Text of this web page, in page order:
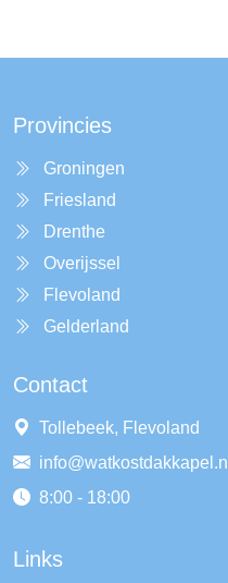
Provincies
Groningen
Friesland
Drenthe
Overijssel
Flevoland
Gelderland
Contact
Tollebeek, Flevoland
info@watkostdakkapel.nl
8:00 - 18:00
Links